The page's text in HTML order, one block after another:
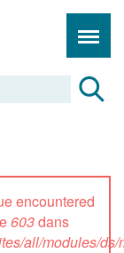
encountered
603dans
all/modules/